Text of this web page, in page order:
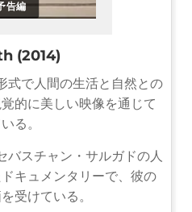
告編
(2014)
式で人間の生活と自然との
的に美しい映像を通じて
る。
バスチャン・サルガドの人
キュメンタリーで、彼の
受けている。